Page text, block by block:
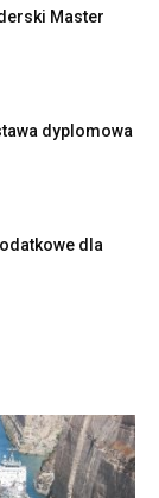
Master
dyplomowa
dla